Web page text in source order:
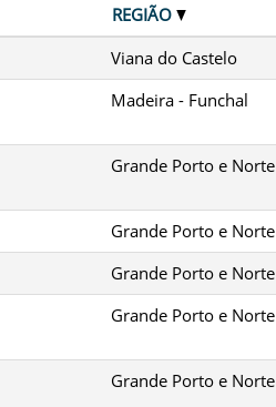
REGIÃO
Viana do Castelo
Madeira - Funchal
Grande Porto e Norte
Grande Porto e Norte
Grande Porto e Norte
Grande Porto e Norte
Grande Porto e Norte